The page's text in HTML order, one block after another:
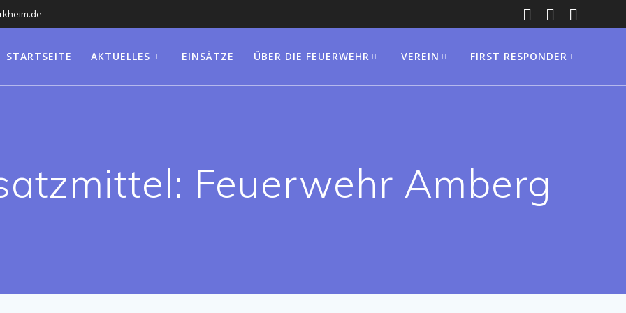
STARTSEITE AKTUELLES EINSÄTZE ÜBER DIE FEUERWEHR VEREIN FIRST RESPONDER
Feuerwehr Amberg